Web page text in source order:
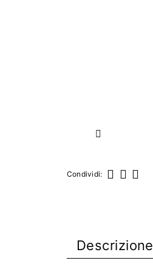
Successivo
Condividi:
Descrizione